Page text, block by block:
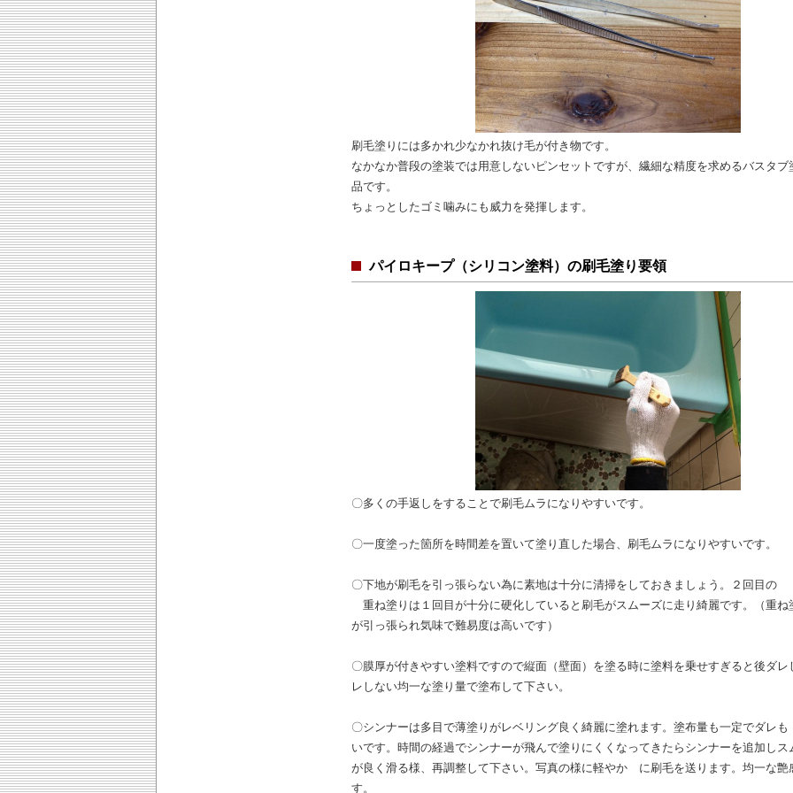
刷毛塗りには多かれ少なかれ抜け毛が付き物です。
なかなか普段の塗装では用意しないピンセットですが、繊細な精度を求めるバスタブ
品です。
ちょっとしたゴミ噛みにも威力を発揮します。
パイロキープ（シリコン塗料）の刷毛塗り要領
〇多くの手返しをすることで刷毛ムラになりやすいです。
〇一度塗った箇所を時間差を置いて塗り直した場合、刷毛ムラになりやすいです。
〇下地が刷毛を引っ張らない為に素地は十分に清掃をしておきましょう。２回目の
重ね塗りは１回目が十分に硬化していると刷毛がスムーズに走り綺麗です。（重ね
が引っ張られ気味で難易度は高いです）
〇膜厚が付きやすい塗料ですので縦面（壁面）を塗る時に塗料を乗せすぎると後ダレ
レしない均一な塗り量で塗布して下さい。
〇シンナーは多目で薄塗りがレベリング良く綺麗に塗れます。塗布量も一定でダレ
いです。時間の経過でシンナーが飛んで塗りにくくなってきたらシンナーを追加しス
が良く滑る様、再調整して下さい。写真の様に軽やか に刷毛を送ります。均一な艶
す。